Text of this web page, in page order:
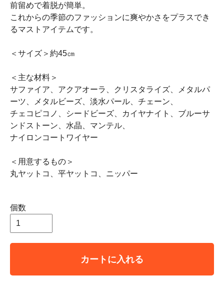
前留めで着脱が簡単。
これからの季節のファッションに爽やかさをプラスでき
るマストアイテムです。
＜サイズ＞約45㎝
＜主な材料＞
サファイア、アクアオーラ、クリスタライズ、メタルパ
ーツ、メタルビーズ、淡水パール、チェーン、
チェコピコノ、シードビーズ、カイヤナイト、ブルーサ
ンドストーン、水晶、マンテル、
ナイロンコートワイヤー
＜用意するもの＞
丸ヤットコ、平ヤットコ、ニッパー
個数
カートに入れる